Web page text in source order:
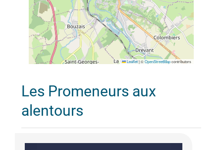
Leaflet |©OpenStreetMapcontributors
Les Promeneurs aux
alentours